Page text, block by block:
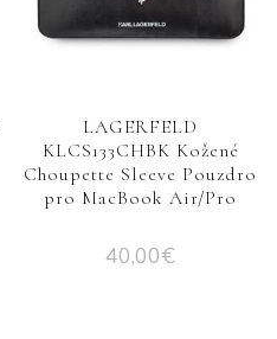
LAGERFELD
KLCS133CHBK Kožené
Choupette Sleeve Pouzdro
pro MacBook Air/Pro
40,00€